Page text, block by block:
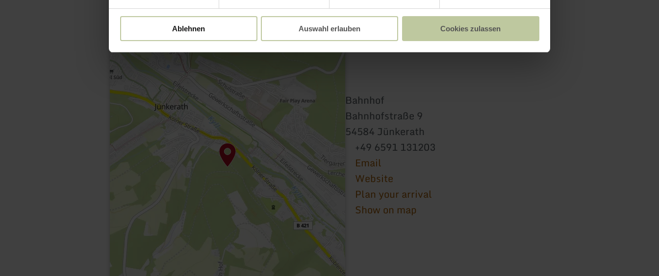
Ablehnen Auswahl erlauben Cookies zulassen
Bahnhof
Bahnhofstraße 9
54584 Jünkerath
+49 6591 131203
Email
Website
Plan your arrival
Show on map